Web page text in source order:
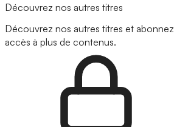
Découvrez nos autres titres
Découvrez nos autres titres et
accès à plus de contenus.